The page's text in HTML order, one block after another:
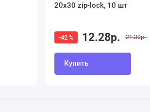
20х30 zip-lock, 10 шт
-42 % 12.28р. 21.30р.
Купить